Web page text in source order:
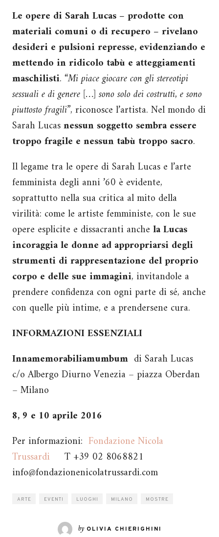
Le opere di Sarah Lucas – prodotte con
materiali comuni o di recupero – rivelano
desideri e pulsioni represse, evidenziando e
mettendo in ridicolo tabù e atteggiamenti
maschilisti. “Mi piace giocare con gli stereotipi
sessuali e di genere […] sono solo dei costrutti, e sono
piuttosto fragili”, riconosce l’artista. Nel mondo di
Sarah Lucasnessun soggetto sembra essere
troppo fragile e nessun tabù troppo sacro.
Il legame tra le opere di Sarah Lucas e l’arte
femminista degli anni ’60 è evidente,
soprattutto nella sua critica al mito della
virilità: come le artiste femministe, con le sue
opere esplicite e dissacranti anche la Lucas
incoraggia le donne ad appropriarsi degli
strumenti di rappresentazione del proprio
corpo e delle sue immagini, invitandole a
prendere confidenza con ogni parte di sé, anche
con quelle più intime, e a prendersene cura.
INFORMAZIONI ESSENZIALI
Innamemorabiliamumbum di Sarah Lucas
c/o Albergo Diurno Venezia – piazza Oberdan
– Milano
8, 9 e 10 aprile 2016
Per informazioni: Fondazione Nicola
Trussardi T +39 02 8068821
info@fondazionenicolatrussardi.com
ARTE EVENTI LUOGHI MILANO MOSTRE
by OLIVIA CHIERIGHINI